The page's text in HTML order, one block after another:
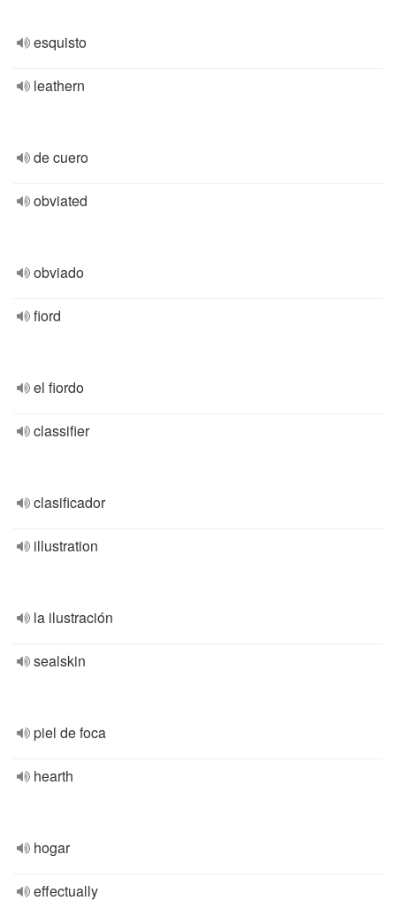
esquisto
leathern
de cuero
obviated
obviado
fiord
el fiordo
classifier
clasificador
illustration
la ilustración
sealskin
piel de foca
hearth
hogar
effectually